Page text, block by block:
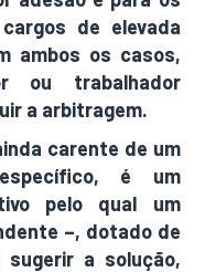
de elevada
ambos os casos,
ou trabalhador
a arbitragem.
carente de um
é um
pelo qual um
–, dotado de
a solução,